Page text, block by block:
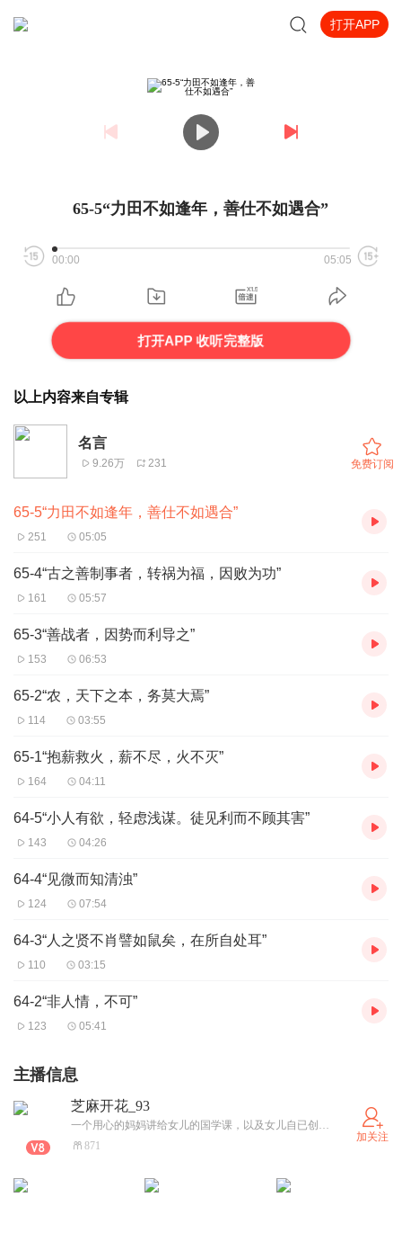
打开APP
65-5“力田不如逢年，善仕不如遇合”
00:00 05:05
打开APP 收听完整版
以上内容来自专辑
名言
9.26万 231 免费订阅
65-5“力田不如逢年，善仕不如遇合”
251 05:05
65-4“古之善制事者，转祸为福，因败为功”
161 05:57
65-3“善战者，因势而利导之”
153 06:53
65-2“农，天下之本，务莫大焉”
114 03:55
65-1“抱薪救火，薪不尽，火不灭”
164 04:11
64-5“小人有欲，轻虑浅谋。徒见利而不顾其害”
143 04:26
64-4“见微而知清浊”
124 07:54
64-3“人之贤不肖譬如鼠矣，在所自处耳”
110 03:15
64-2“非人情，不可”
123 05:41
主播信息
芝麻开花_93
一个用心的妈妈讲给女儿的国学课，以及女儿自已创作的幽默风趣的《小汤包日记》，这是一对欢乐的母女组合！
871
加关注